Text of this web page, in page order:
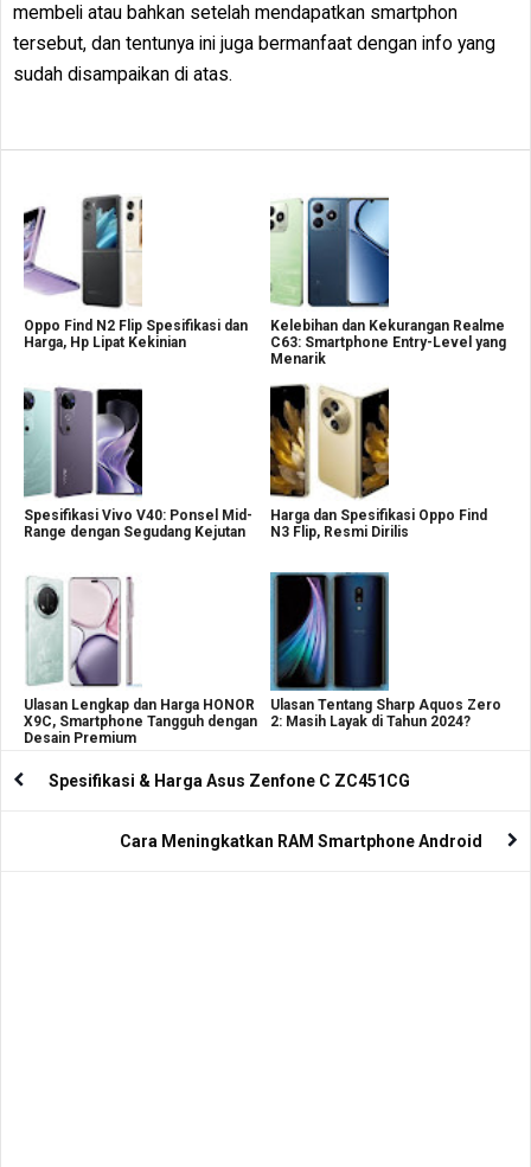
membeli atau bahkan setelah mendapatkan smartphon
tersebut, dan tentunya ini juga bermanfaat dengan info yang
sudah disampaikan di atas.
Oppo Find N2 Flip Spesifikasi dan
Harga, Hp Lipat Kekinian
Kelebihan dan Kekurangan Realme
C63: Smartphone Entry-Level yang
Menarik
Spesifikasi Vivo V40: Ponsel Mid-
Range dengan Segudang Kejutan
Harga dan Spesifikasi Oppo Find
N3 Flip, Resmi Dirilis
Ulasan Lengkap dan Harga HONOR
X9C, Smartphone Tangguh dengan
Desain Premium
Ulasan Tentang Sharp Aquos Zero
2: Masih Layak di Tahun 2024?
Spesifikasi & Harga Asus Zenfone C ZC451CG
Cara Meningkatkan RAM Smartphone Android